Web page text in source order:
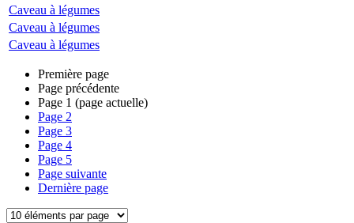
Caveau à légumes
Caveau à légumes
Caveau à légumes
Première page
Page précédente
Page 1 (page actuelle)
Page 2
Page 3
Page 4
Page 5
Page suivante
Dernière page